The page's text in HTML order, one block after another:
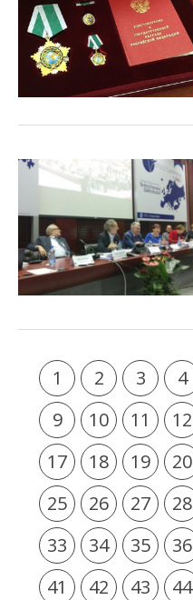
1 2 3 4
9
10 11 12
17
18 19 20
25
26 27 28
33
34 35 36
41
42 43 44